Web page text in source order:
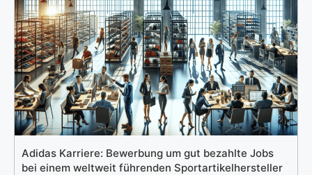
Adidas Karriere: Bewerbung um gut bezahlte Jobs
bei einem weltweit führenden Sportartikelhersteller